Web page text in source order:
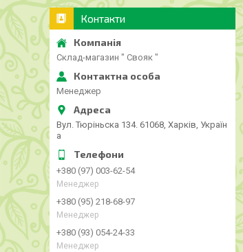
Контакти
Склад-магазин " Свояк "
Менеджер
Вул. Тюріньска 134. 61068, Харків, Україн
а
+380 (97) 003-62-54
Менеджер
+380 (95) 218-68-97
Менеджер
+380 (93) 054-24-33
Менеджер